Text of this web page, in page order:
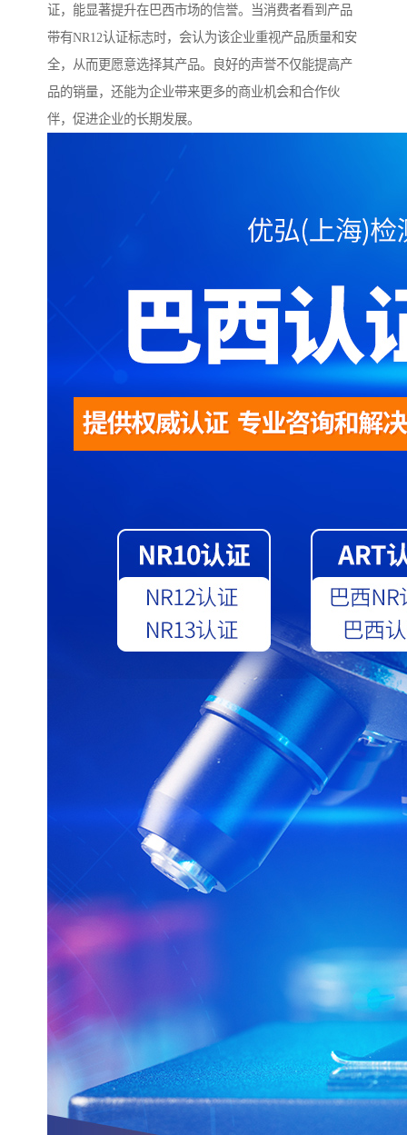
证，能显著提升在巴西市场的信誉。当消费者看到产品
带有NR12认证标志时，会认为该企业重视产品质量和安
全，从而更愿意选择其产品。良好的声誉不仅能提高产
品的销量，还能为企业带来更多的商业机会和合作伙
伴，促进企业的长期发展。